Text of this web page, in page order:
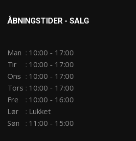
ÅBNINGSTIDER - SALG
Man : 10:00 - 17:00
Tir
: 10:00 - 17:00
Ons : 10:00 - 17:00
Tors : 10:00 - 17:00
Fre
: 10:00 - 16:00
Lør
: Lukket
Søn
: 11:00 - 15:00